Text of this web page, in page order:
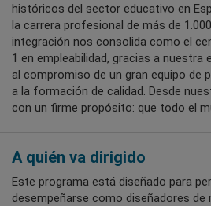
históricos del sector educativo en
la carrera profesional de más de
integración nos consolida como el
1 en empleabilidad, gracias a
al compromiso de un gran equipo de
a la formación de calidad. Desde
con un firme propósito: que todo el
A quién va dirigido
Este programa está diseñado para
desempeñarse como diseñadores de